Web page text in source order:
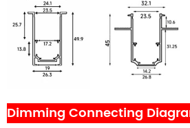
Dimming Connecting